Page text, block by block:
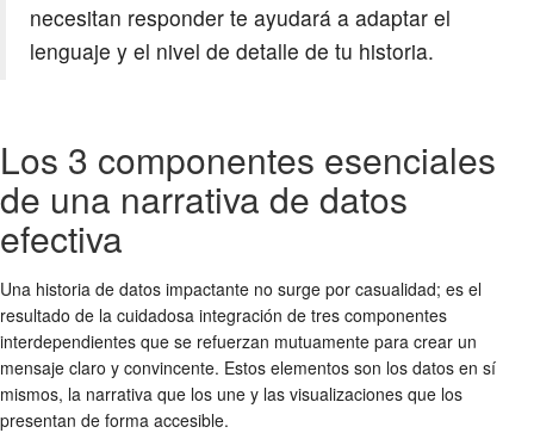
necesitan responder te ayudará a adaptar el
lenguaje y el nivel de detalle de tu historia.
Los 3 componentes esenciales
de una narrativa de datos
efectiva
Una historia de datos impactante no surge por casualidad; es el
resultado de la cuidadosa integración de tres componentes
interdependientes que se refuerzan mutuamente para crear un
mensaje claro y convincente. Estos elementos son los datos en sí
mismos, la narrativa que los une y las visualizaciones que los
presentan de forma accesible.